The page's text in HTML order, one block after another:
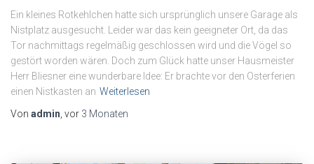
Ein kleines Rotkehlchen hatte sich ursprünglich unsere Garage als
Nistplatz ausgesucht. Leider war das kein geeigneter Ort, da das
Tor nachmittags regelmäßig geschlossen wird und die Vögel so
gestört worden wären. Doch zum Glück hatte unser Hausmeister
Herr Bliesner eine wunderbare Idee: Er brachte vor den Osterferien
einen Nistkasten an Weiterlesen
Von admin , vor 3 Monaten